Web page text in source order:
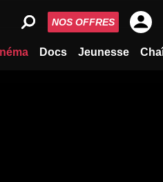
Docs Jeunesse
NOS OFFRES